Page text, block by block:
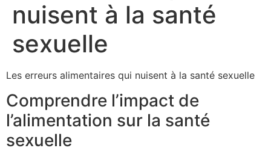
nuisent à la santé
sexuelle
Les erreurs alimentaires qui nuisent à la santé sexuelle
Comprendre l’impact de
l’alimentation sur la santé
sexuelle